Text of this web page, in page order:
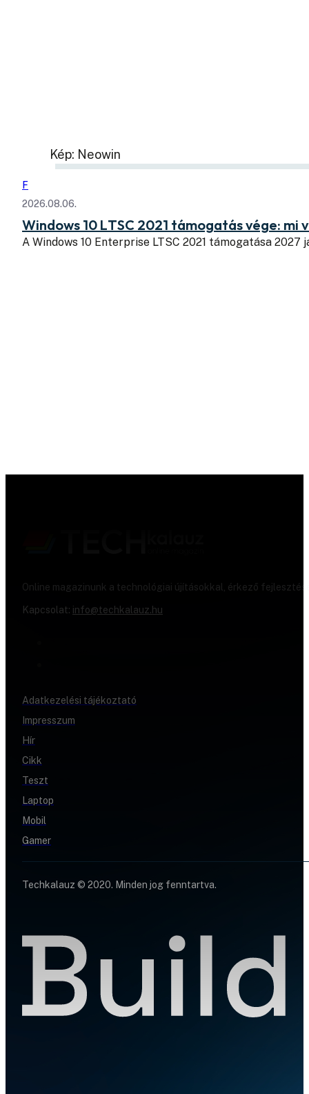
Kép: Neowin
F
2026.08.06.
Windows 10 LTSC 2021 támogatás vége: mi
A Windows 10 Enterprise LTSC 2021 támogatása 2027
Online magazinunk a technológiai újításokkal, érkező
Kapcsolat: info@techkalauz.hu
Adatkezelési tájékoztató
Impresszum
Hír
Cikk
Teszt
Laptop
Mobil
Gamer
Techkalauz © 2020. Minden jog fenntartva.